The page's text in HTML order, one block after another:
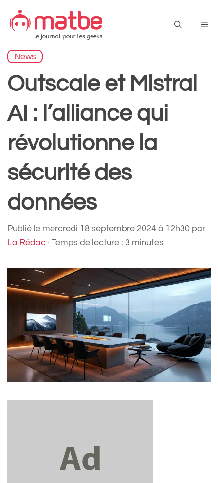
contenu
News
Outscale et Mistral
AI : l’alliance qui
révolutionne la
sécurité des
données
Publié le mercredi 18 septembre 2024 à 12h30 par
La Rédac · Temps de lecture : 3 minutes